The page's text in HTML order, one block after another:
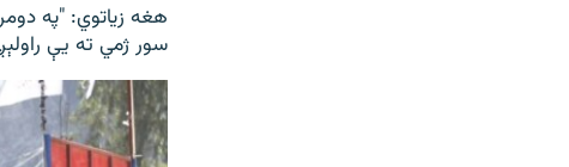
هغه زیاتوي: "په
سور ژمي ته یې